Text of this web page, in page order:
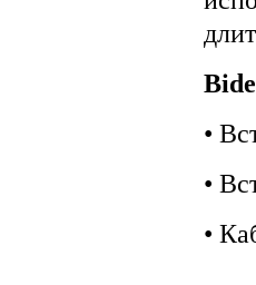
•
•
•